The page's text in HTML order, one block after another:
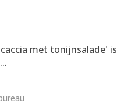
met tonijnsalade' is